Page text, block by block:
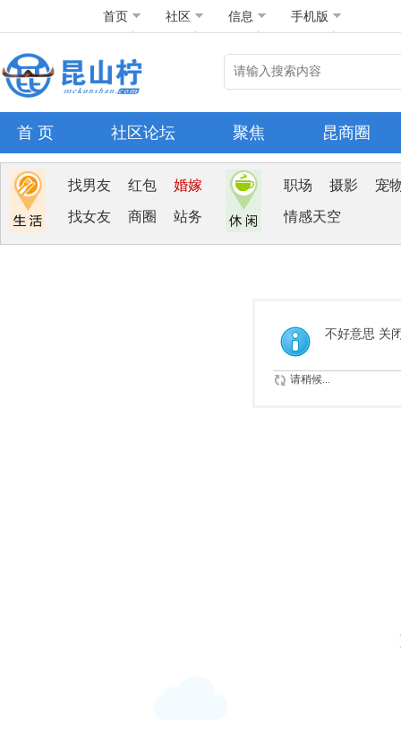
首页 社区 信息 手机版
首 页 社区论坛 聚焦 昆商圈
找男友 红包 婚嫁
找女友 商圈 站务
职场 摄影 宠
情感天空
不好意思 关
请稍候...